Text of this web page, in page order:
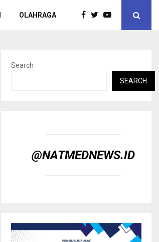
OLAHRAGA
Search
SEARCH
@NATMEDNEWS.ID